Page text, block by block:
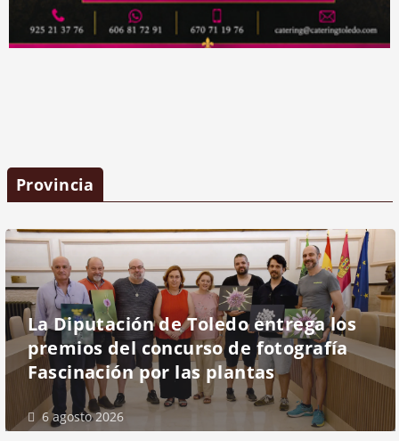
Provincia
La Diputación de Toledo entrega los
premios del concurso de fotografía
Fascinación por las plantas
6 agosto 2026